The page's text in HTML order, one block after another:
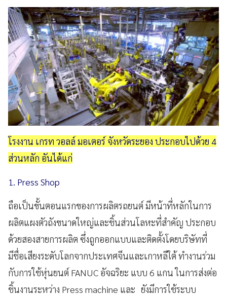
โรงงาน เกรท วอลล์ มอเตอร์ จังหวัดระยอง ประกอบไปด้วย 4
ส่วนหลัก อันได้แก่
1. Press Shop
ถือเป็นขั้นตอนแรกของการผลิตรถยนต์ มีหน้าที่หลักในการ
ผลิตแผงตัวถังขนาดใหญ่และชิ้นส่วนโลหะที่สำคัญ ประกอบ
ด้วยสองสายการผลิต ซึ่งถูกออกแบบและติดตั้งโดยบริษัทที่
มีชื่อเสียงระดับโลกจากประเทศจีนและเกาหลีใต้ ทำงานร่วม
กับการใช้หุ่นยนต์ FANUC อัจฉริยะ แบบ 6 แกน ในการส่งต่อ
ชิ้นงานระหว่าง Press machine และ ยังมีการใช้ระบบ